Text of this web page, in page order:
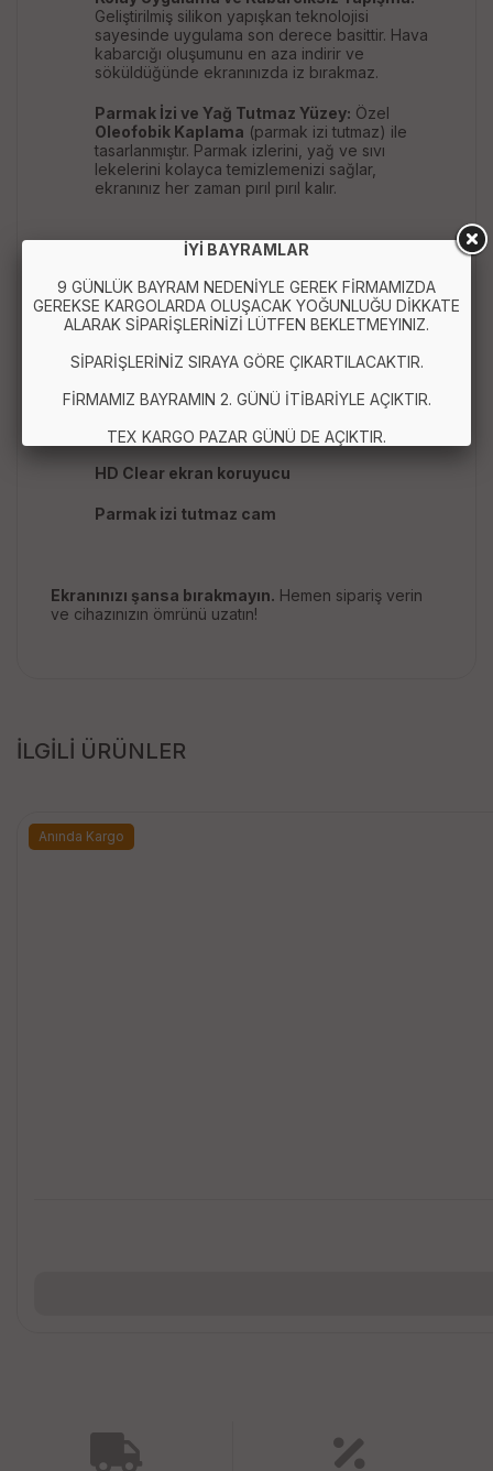
Geliştirilmiş silikon yapışkan teknolojisi
sayesinde uygulama son derece basittir. Hava
kabarcığı oluşumunu en aza indirir ve
söküldüğünde ekranınızda iz bırakmaz.
Parmak İzi ve Yağ Tutmaz Yüzey: Özel
Oleofobik Kaplama (parmak izi tutmaz) ile
tasarlanmıştır. Parmak izlerini, yağ ve sıvı
lekelerini kolayca temizlemenizi sağlar,
ekranınız her zaman pırıl pırıl kalır.
Temperli cam
9H sertlik
Universal ekran koruyucu
Akıllı telefon ekran koruyucu
HD Clear ekran koruyucu
Parmak izi tutmaz cam
Ekranınızı şansa bırakmayın. Hemen sipariş verin
ve cihazınızın ömrünü uzatın!
İLGİLİ ÜRÜNLER
Anında Kargo
İYİ BAYRAMLAR
9 GÜNLÜK BAYRAM NEDENİYLE GEREK FİRMAMIZDA
GEREKSE KARGOLARDA OLUŞACAK YOĞUNLUĞU DİKKATE
ALARAK SİPARİŞLERİNİZİ LÜTFEN BEKLETMEYINIZ.
SİPARİŞLERİNİZ SIRAYA GÖRE ÇIKARTILACAKTIR.
FİRMAMIZ BAYRAMIN 2. GÜNÜ İTİBARİYLE AÇIKTIR.
TEX KARGO PAZAR GÜNÜ DE AÇIKTIR.